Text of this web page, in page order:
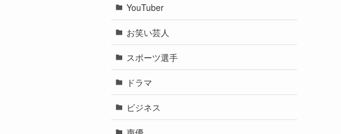
YouTuber
お笑い芸人
スポーツ選手
ドラマ
ビジネス